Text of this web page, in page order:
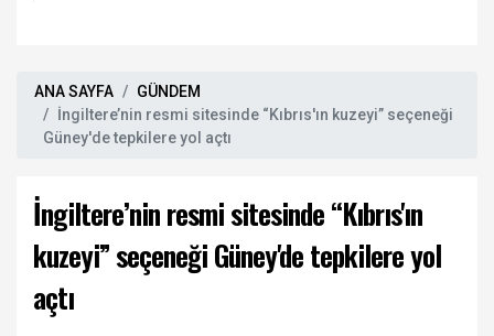
ANA SAYFA
GÜNDEM
İngiltere’nin resmi sitesinde “Kıbrıs'ın kuzeyi” seçeneği
Güney'de tepkilere yol açtı
İngiltere’nin resmi sitesinde “Kıbrıs'ın
kuzeyi” seçeneği Güney'de tepkilere yol
açtı